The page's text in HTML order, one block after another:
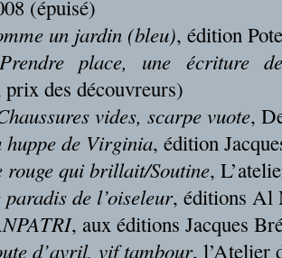
(épuisé)
un jardin (bleu), édition
Prendre place, une écriture
des découvreurs)
vides, scarpe vuote,
huppe de Virginia, édition
rouge qui brillait/Soutine,
paradis de l’oiseleur, éditions Al
, aux éditions Jacques
d’avril, vif tambour, l’Atelier